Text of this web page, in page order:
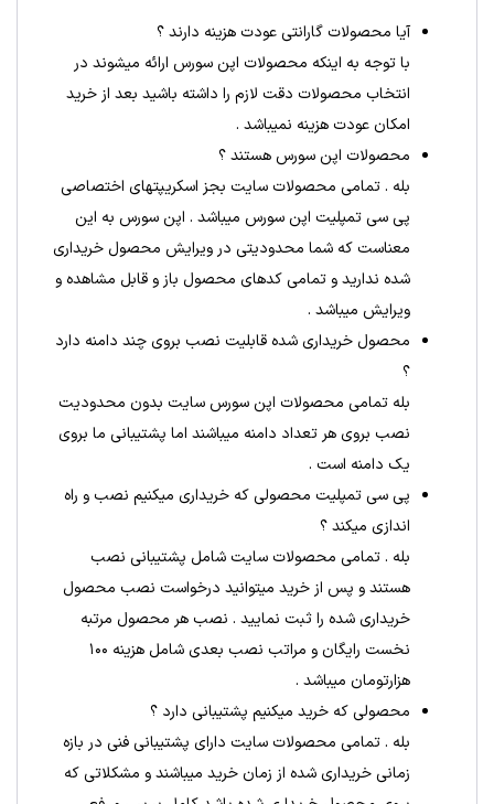
آیا محصولات گارانتی عودت هزینه دارند ؟
با توجه به اینکه محصولات اپن سورس ارائه میشوند در
انتخاب محصولات دقت لازم را داشته باشید بعد از خرید
امکان عودت هزینه نمیباشد .
محصولات اپن سورس هستند ؟
بله . تمامی محصولات سایت بجز اسکریپتهای اختصاصی
پی سی تمپلیت اپن سورس میباشد . اپن سورس به این
معناست که شما محدودیتی در ویرایش محصول خریداری
شده ندارید و تمامی کدهای محصول باز و قابل مشاهده و
ویرایش میباشد .
محصول خریداری شده قابلیت نصب بروی چند دامنه دارد
؟
بله تمامی محصولات اپن سورس سایت بدون محدودیت
نصب بروی هر تعداد دامنه میباشند اما پشتیبانی ما بروی
یک دامنه است .
پی سی تمپلیت محصولی که خریداری میکنیم نصب و راه
اندازی میکند ؟
بله . تمامی محصولات سایت شامل پشتیبانی نصب
هستند و پس از خرید میتوانید درخواست نصب محصول
خریداری شده را ثبت نمایید . نصب هر محصول مرتبه
نخست رایگان و مراتب نصب بعدی شامل هزینه ۱۰۰
هزارتومان میباشد .
محصولی که خرید میکنیم پشتیبانی دارد ؟
بله . تمامی محصولات سایت دارای پشتیبانی فنی در بازه
زمانی خریداری شده از زمان خرید میباشند و مشکلاتی که